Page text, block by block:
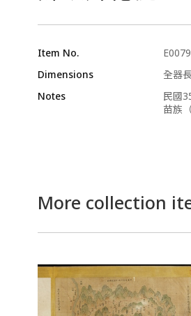
Item No.
Dimensions
全器
Notes
民國
苗族
More collection